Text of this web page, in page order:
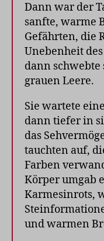
Dann war der
sanfte, warme
Gefährten, die
Unebenheit
dann
grauen Leere.
Sie wartete
dann tiefer in
das
tauchten auf,
Farben
Körper umgab
Karmesinrots,
und warmen